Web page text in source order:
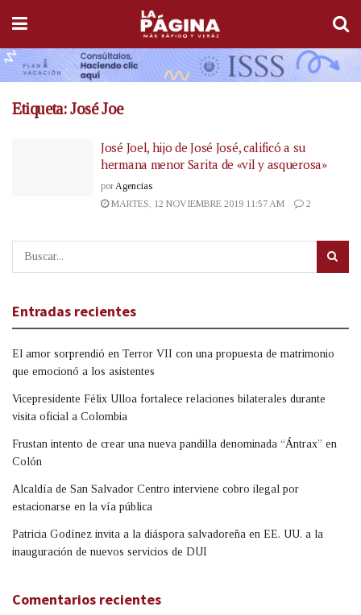
Etiqueta:José Joe
José Joel, hijo de José José, calificó a su
hermana menor Sarita de «vil y asquerosa»
por Agencias
MARTES, 12 NOVIEMBRE 2019 11:57 AM
2
Entradas recientes
El amor sorprendió en Terror VII con una propuesta de matrimonio
que emocionó a los asistentes
Vicepresidente Félix Ulloa fortalece relaciones bilaterales durante
visita oficial a Colombia
Frustan intento de crear una nueva pandilla denominada “Ántrax” en
Colón
Alcaldía de San Salvador Centro interviene cobro ilegal por
estacionarse en la vía pública
Patricia Godínez invita a la diáspora salvadoreña en EE. UU. a la
inauguración de nuevos servicios de DUI
Comentarios recientes